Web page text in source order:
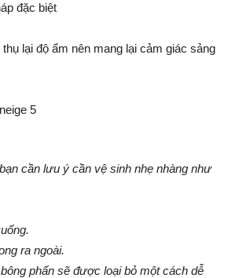
đặc biệt
lại độ ẩm nên mang lại cảm giác sảng
cần lưu ý cần vệ sinh nhẹ nhàng như
ra ngoài.
phấn sẽ được loại bỏ một cách dễ